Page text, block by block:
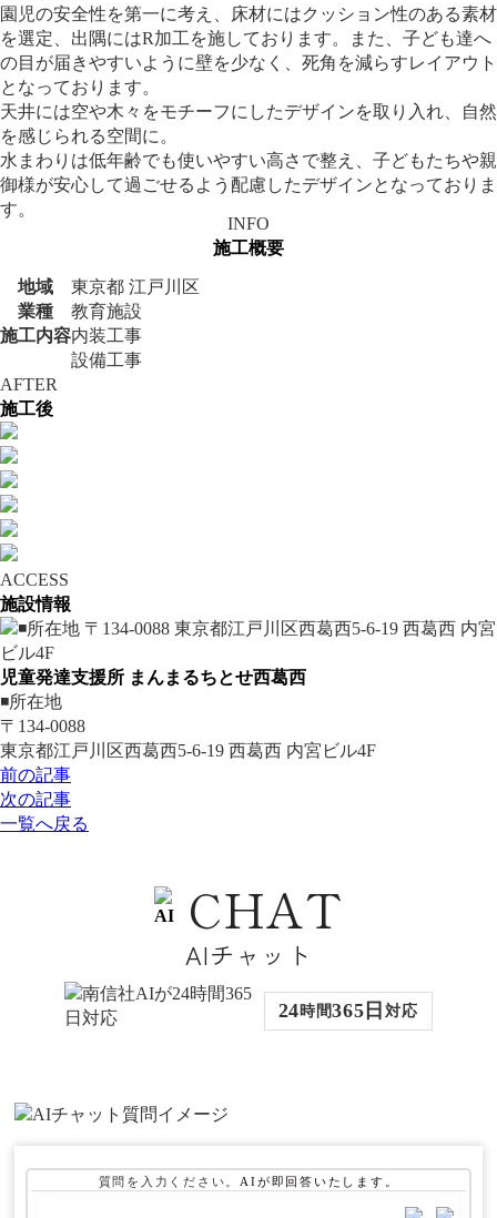
園児の安全性を第一に考え、床材にはクッション性のある素材
を選定、出隅にはR加工を施しております。また、子ども達へ
の目が届きやすいように壁を少なく、死角を減らすレイアウト
となっております。
天井には空や木々をモチーフにしたデザインを取り入れ、自然
を感じられる空間に。
水まわりは低年齢でも使いやすい高さで整え、子どもたちや親
御様が安心して過ごせるよう配慮したデザインとなっておりま
す。
INFO
施工概要
地域
東京都 江戸川区
業種
教育施設
施工内容内装工事
設備工事
AFTER
施工後
ACCESS
施設情報
児童発達支援所 まんまるちとせ西葛西
◾️所在地
〒134-0088
東京都江戸川区西葛西5-6-19 西葛西 内宮ビル4F
前の記事
次の記事
一覧へ戻る
CHAT
AIチャット
24 時間365日対応
質問を入力ください。 AIが即回答いたします。